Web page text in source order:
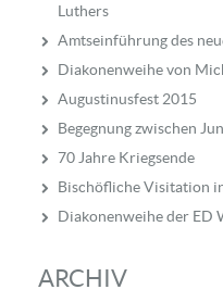
Luthers
Amtseinführung des
Diakonenweihe von
Augustinusfest 2015
Begegnung zwischen
70 Jahre Kriegsende
Bischöfliche Visitation
Diakonenweihe der ED
ARCHIV